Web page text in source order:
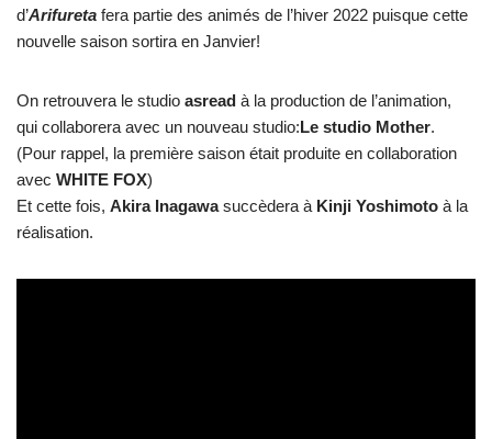
d’Arifureta fera partie des animés de l’hiver 2022 puisque cette
nouvelle saison sortira en Janvier!
On retrouvera le studio asread à la production de l’animation,
qui collaborera avec un nouveau studio: Le studio Mother.
(Pour rappel, la première saison était produite en collaboration
avec WHITE FOX)
Et cette fois, Akira Inagawasuccèdera à Kinji Yoshimoto à la
réalisation.